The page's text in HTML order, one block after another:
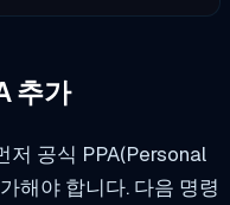
추가
저 공식 PPA(Personal
해야 합니다. 다음 명령